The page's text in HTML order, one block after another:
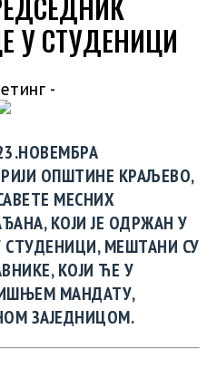
У СТУДЕНИЦИ
-
ОПШТИНЕ КРАЉЕВО,
МЕСНИХ
КОЈИ ЈЕ ОДРЖАН У
МЕШТАНИ СУ
КОЈИ ЋЕ У
МАНДАТУ,
ЗАЈЕДНИЦОМ.